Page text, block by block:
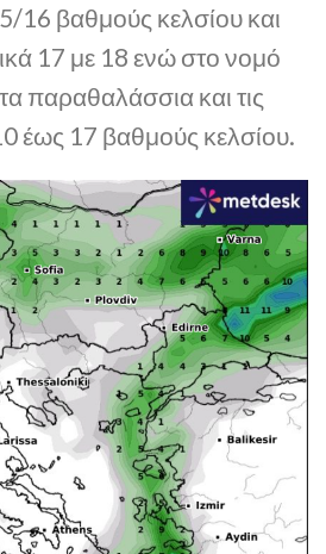
16 βαθμούς κελσίου και
17 με 18 ενώ στο νομό
παραθαλάσσια και τις
έως 17 βαθμούς κελσίου.